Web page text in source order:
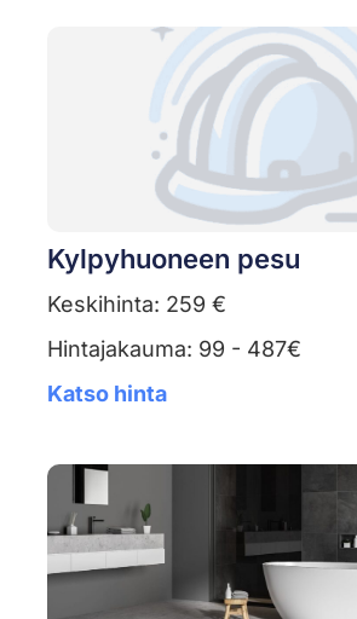
Kylpyhuoneen pesu
Keskihinta: 259 €
Hintajakauma: 99 - 487€
Katso hinta